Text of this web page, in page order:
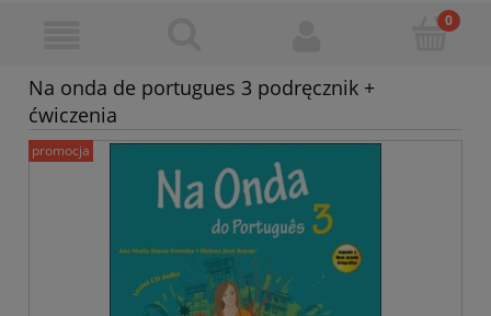
Na onda de portugues 3 podręcznik +
ćwiczenia
promocja